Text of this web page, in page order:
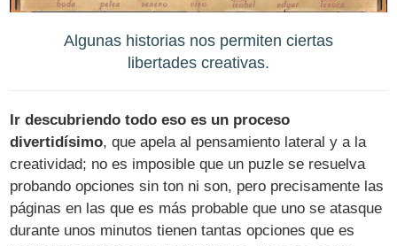
Algunas historias nos permiten ciertas
libertades creativas.
Ir descubriendo todo eso es un proceso
divertidísimo, que apela al pensamiento lateral y a la
creatividad; no es imposible que un puzle se resuelva
probando opciones sin ton ni son, pero precisamente las
páginas en las que es más probable que uno se atasque
durante unos minutos tienen tantas opciones que es